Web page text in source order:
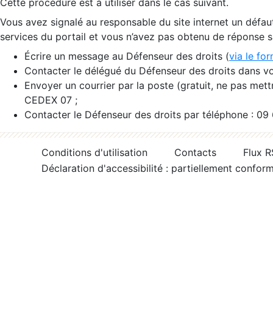
Cette procédure est à utiliser dans le cas suivant.
Vous avez signalé au responsable du site internet un
services du portail et vous n’avez pas obtenu de réponse
Écrire un message au Défenseur des droits (via le
Contacter le délégué du Défenseur des droits dans
Envoyer un courrier par la poste (gratuit, ne pas
CEDEX 07 ;
Contacter le Défenseur des droits par téléphone :
Conditions d'utilisation Contacts
Flux
Déclaration d'accessibilité : partiellement